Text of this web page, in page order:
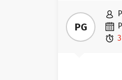
PG


 3